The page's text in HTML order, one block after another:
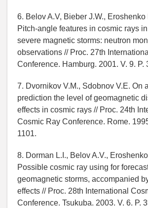
6. Belov A.V, Bieber J.W., Eroshenko
Pitch-angle features in cosmic rays
severe magnetic storms: neutron
observations // Proc. 27th
Conference. Hamburg. 2001. V. 9. P.
7. Dvornikov V.M., Sdobnov V.E. On
prediction the level of geomagnetic
effects in cosmic rays // Proc. 24th
Cosmic Ray Conference. Rome.
1101.
8. Dorman L.I., Belov A.V.,
Possible cosmic ray using for
geomagnetic storms, accompanied
effects // Proc. 28th International
Conference. Tsukuba. 2003. V. 6. P.